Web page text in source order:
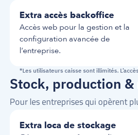
Extra accès backoffice
Accès web pour la gestion et la
configuration avancée de
l’entreprise.
*Les utilisateurs caisse sont illimités.
Stock, production
Pour les entreprises qui opèrent
Extra loca de stockage